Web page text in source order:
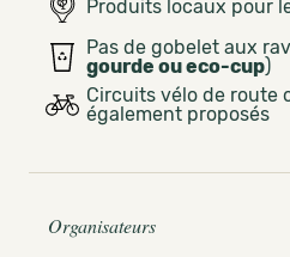
Produits locaux pour
Pas de gobelet aux
gourde ou eco-cup)
Circuits vélo de route
également proposés
Organisateurs